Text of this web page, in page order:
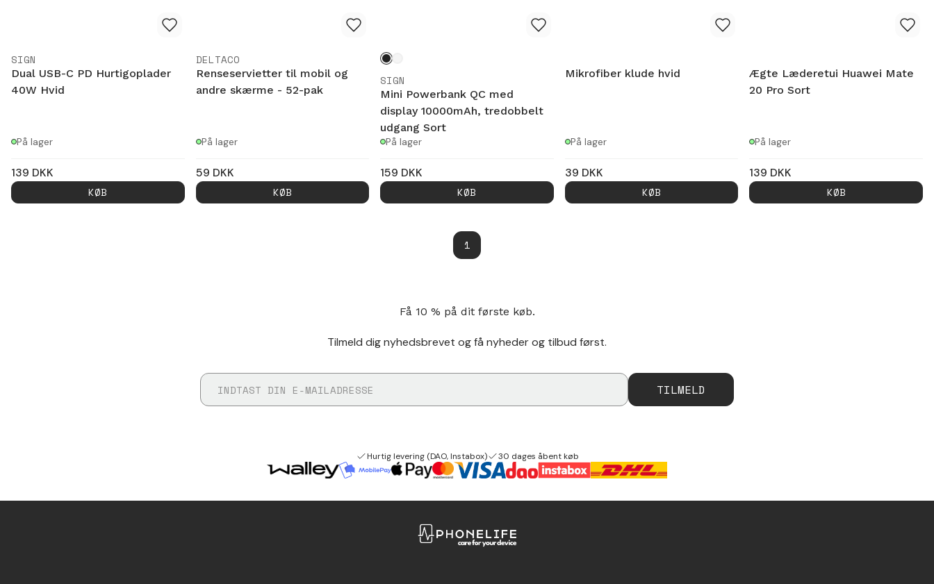
SIGN
Dual USB-C PD Hurtigoplader
40W Hvid
På lager
139 DKK
KØB
DELTACO
Renseservietter til mobil og
andre skærme - 52-pak
På lager
59 DKK
KØB
SIGN
Mini Powerbank QC med
display 10000mAh, tredobbelt
udgang Sort
På lager
159 DKK
KØB
Mikrofiber klude hvid
På lager
39 DKK
KØB
Ægte Læderetui Huawei Mate
20 Pro Sort
På lager
139 DKK
KØB
1
Få 10 % på dit første køb.
Tilmeld dig nyhedsbrevet og få nyheder og tilbud først.
TILMELD
Hurtig levering (DAO, Instabox) 30 dages åbent køb